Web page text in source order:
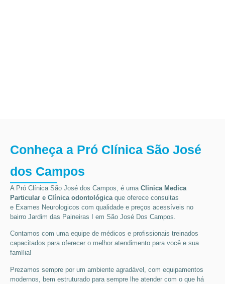
Conheça a Pró Clínica São José
dos Campos
A Pró Clínica São José dos Campos, é uma Clinica Medica
Particular e Clínica odontológicaque oferece consultas
e Exames Neurologicos com qualidade e preços acessíveis no
bairro Jardim das Paineiras I em São José Dos Campos.
Contamos com uma equipe de médicos e profissionais treinados
capacitados para oferecer o melhor atendimento para você e sua
família!
Prezamos sempre por um ambiente agradável, com equipamentos
modernos, bem estruturado para sempre lhe atender com o que há